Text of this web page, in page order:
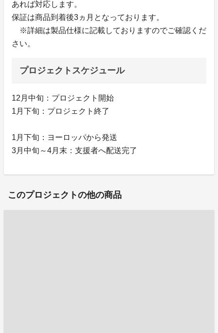
あれば対応します。
保証は商品到着後3ヵ月となっております。
※詳細は製品仕様に記載しておりますのでご確認くだ
さい。
プロジェクトスケジュール
12月中旬：プロジェクト開始
1月下旬：プロジェクト終了
1月下旬：ヨーロッパから発送
3月中旬～4月末：支援者へ配送完了
このプロジェクトの他の商品